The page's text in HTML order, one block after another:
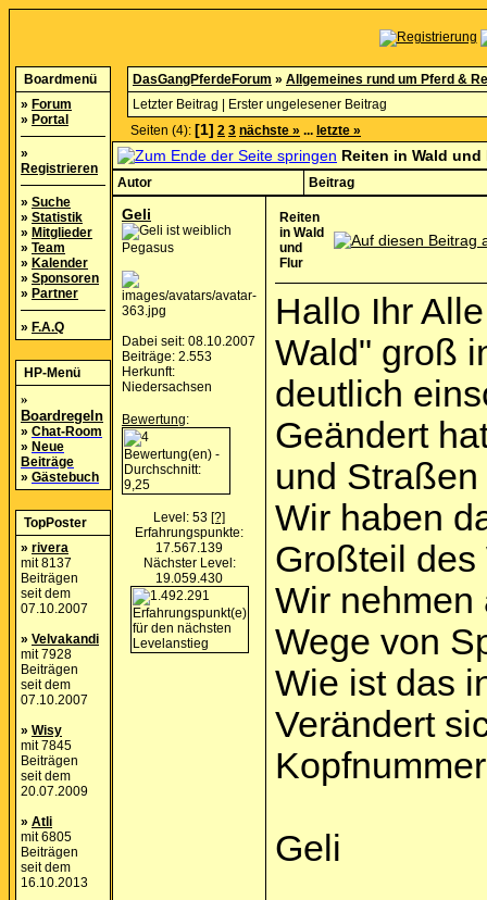
Boardmenü
» Forum
» Portal
»
Registrieren
» Suche
» Statistik
» Mitglieder
» Team
» Kalender
» Sponsoren
» Partner
» F.A.Q
HP-Menü
»
Boardregeln
» Chat-Room
» Neue
Beiträge
» Gästebuch
TopPoster
» rivera
mit 8137
Beiträgen
seit dem
07.10.2007
» Velvakandi
mit 7928
Beiträgen
seit dem
07.10.2007
» Wisy
mit 7845
Beiträgen
seit dem
20.07.2009
» Atli
mit 6805
Beiträgen
seit dem
16.10.2013
DasGangPferdeForum » Allgemeines rund um Pferd &
Letzter Beitrag
Erster ungelesener Beitrag
Seiten (4): [1] 2 3 nächste » ... letzte »
Reiten in Wald und
Autor Beitrag
Geli
Pegasus
Dabei seit: 08.10.2007
Beiträge: 2.553
Herkunft:
Niedersachsen
Bewertung:
Level: 53 [?]
Erfahrungspunkte:
17.567.139
Nächster Level:
19.059.430
Reiten
in Wald
und
Flur
Hallo Ihr
Wald" groß
deutlich
Geändert
und
Wir haben
Großteil des
Wir nehmen
Wege von
Wie ist das
Verändert
Geli